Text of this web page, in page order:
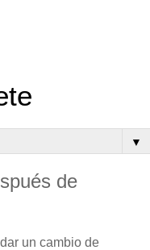
▼
de
un cambio de